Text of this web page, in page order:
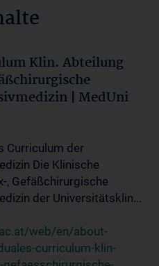
Klin. Abteilung
| MedUni
Curriculum der
Die Klinische
, Gefäßchirurgische
der Universitätsklin...
web/en/about-
curriculum-klin-